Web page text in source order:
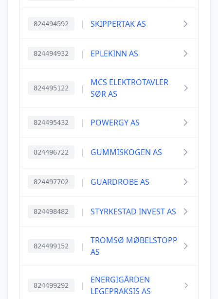
824494592 | SKIPPERTAK AS
824494932 | EPLEKINN AS
824495122 |
MCS ELEKTROTAVLER
SØR AS
824495432 | POWERGY AS
824496722 | GUMMISKOGEN AS
824497702 | GUARDROBE AS
824498482 | STYRKESTAD INVEST AS
824499152 |
TROMSØ MØBELSTOPP
AS
824499292 |
ENERGIGÅRDEN
LEGEPRAKSIS AS